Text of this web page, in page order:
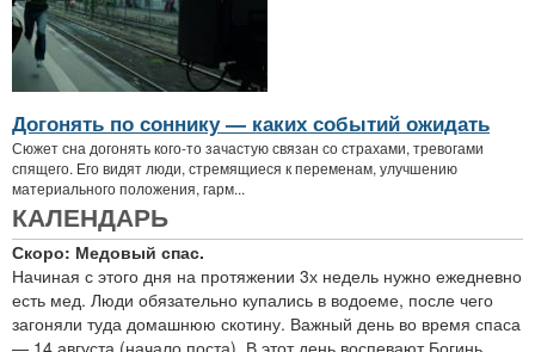
Догонять по соннику — каких событий ожидать
Сюжет сна догонять кого-то зачастую связан со страхами, тревогами
спящего. Его видят люди, стремящиеся к переменам, улучшению
материального положения, гарм...
КАЛЕНДАРЬ
Скоро: Медовый спас.
Начиная с этого дня на протяжении 3х недель нужно ежедневно
есть мед. Люди обязательно купались в водоеме, после чего
загоняли туда домашнюю скотину. Важный день во время спаса
— 14 августа (начало поста). В этот день воспевают Богинь